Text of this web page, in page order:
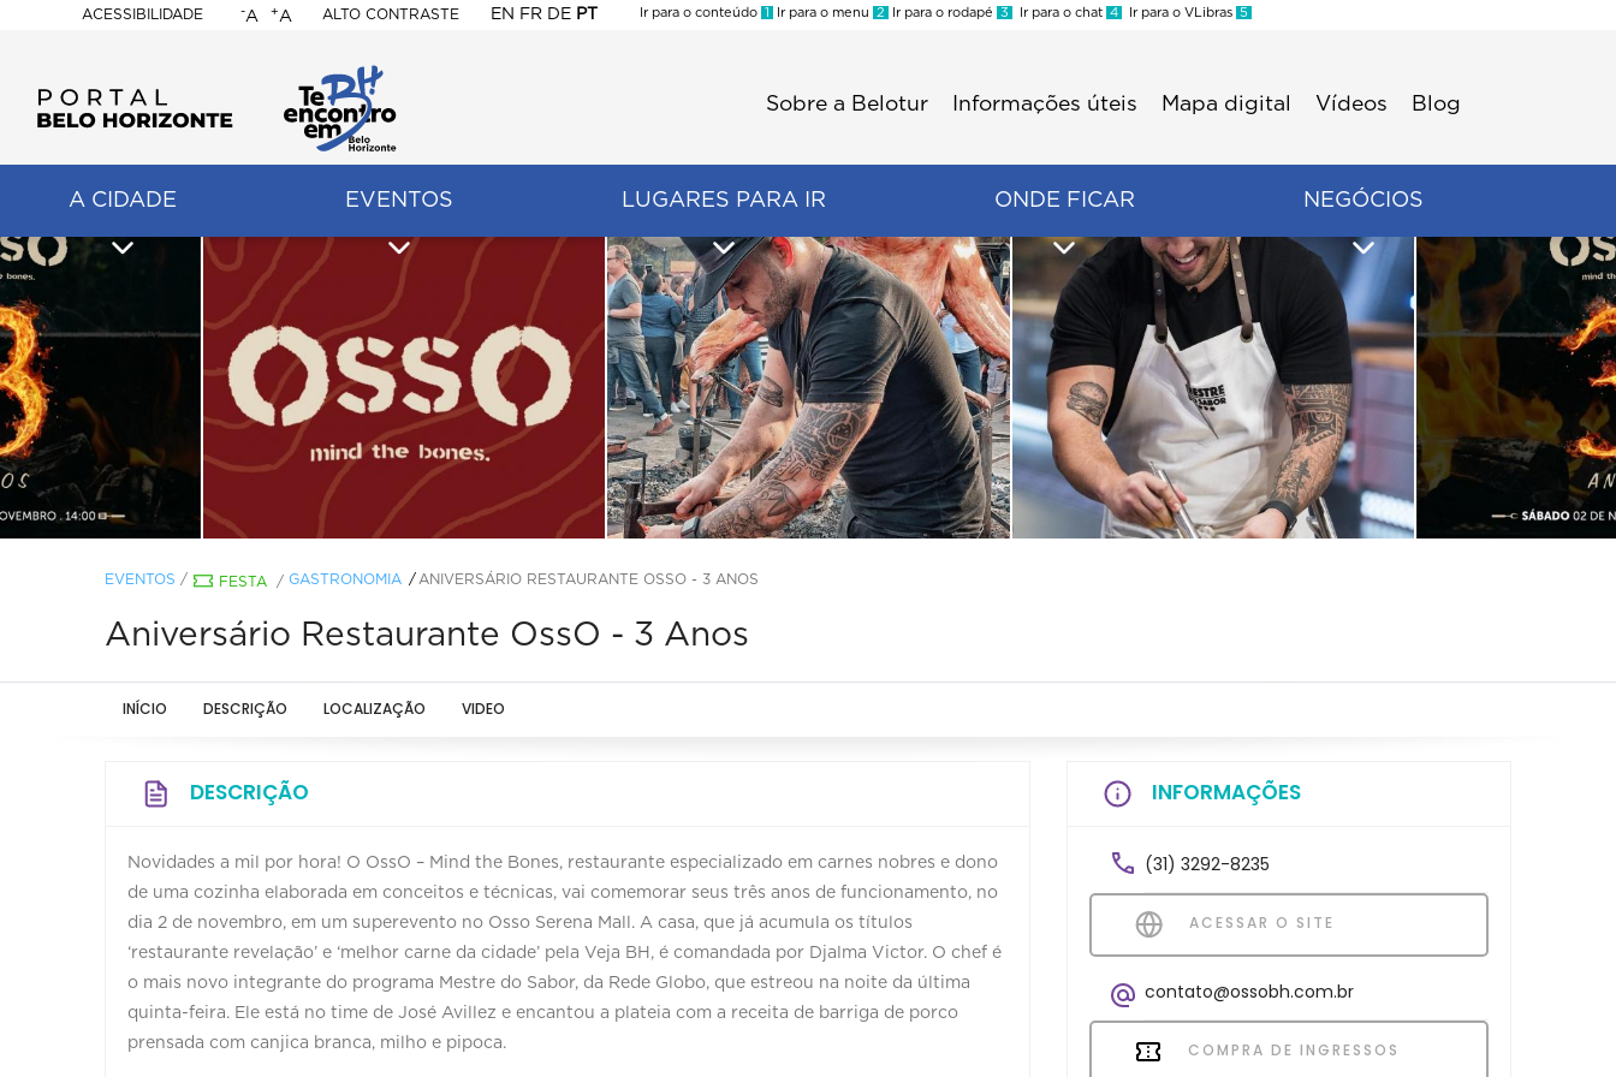
ACESSIBILIDADE
BELO
HORIZONTE
-A +A ALTO CONTRASTE EN FR DE PT
Ir para o conteúdo 1 Ir para o menu 2 Ir para o rodapé 3 Ir para o chat 4 Ir para o VLibras 5
Sobre a Belotur Informações úteis Mapa digital Vídeos Blog
A CIDADE EVENTOS LUGARES PARA IR ONDE FICAR NEGÓCIOS
EVENTOS / FESTA / GASTRONOMIA ANIVERSÁRIO RESTAURANTE OSSO - 3 ANOS
Aniversário Restaurante OssO - 3 Anos
INÍCIO DESCRIÇÃO LOCALIZAÇÃO VIDEO
DESCRIÇÃO
Novidades a mil por hora! O OssO – Mind the Bones, restaurante especializado em carnes nobres e dono
de uma cozinha elaborada em conceitos e técnicas, vai comemorar seus três anos de funcionamento, no
dia 2 de novembro, em um superevento no Osso Serena Mall. A casa, que já acumula os títulos
‘restaurante revelação’ e ‘melhor carne da cidade’ pela Veja BH, é comandada por Djalma Victor. O chef é
o mais novo integrante do programa Mestre do Sabor, da Rede Globo, que estreou na noite da última
quinta-feira. Ele está no time de José Avillez e encantou a plateia com a receita de barriga de porco
prensada com canjica branca, milho e pipoca.
INFORMAÇÕES
(31) 3292-8235
ACESSAR O SITE
contato@ossobh.com.br
COMPRA DE INGRESSOS